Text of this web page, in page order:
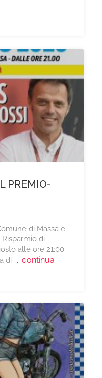
PREMIO-
di Massa e
di
alle ore 21:00
di ... continua